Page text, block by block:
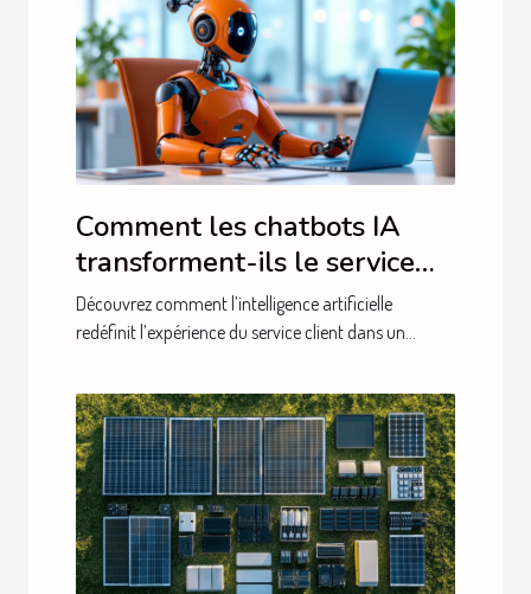
Comment les chatbots IA
transforment-ils le service
client ?
Découvrez comment l’intelligence artificielle
redéfinit l’expérience du service client dans un...